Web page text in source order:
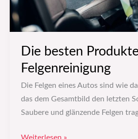
Die besten
Felgenreinigung
Die Felgen eines Autos sind wie
das dem Gesamtbild den letzten
Saubere und glänzende Felgen